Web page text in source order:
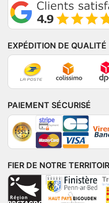
EXPÉDITION DE QUALITÉ
PAIEMENT SÉCURISÉ
FIER DE NOTRE